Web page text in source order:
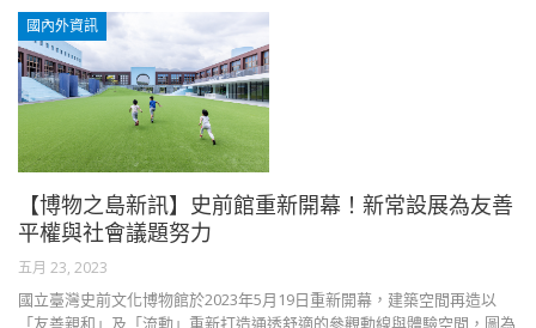
國內外資訊
【博物之島新訊】史前館重新開幕！新常設展為友善
平權與社會議題努力
五月 23, 2023
國立臺灣史前文化博物館於2023年5月19日重新開幕，建築空間再造以
「友善親和」及「流動」重新打造通透舒適的參觀動線與體驗空間，圖為